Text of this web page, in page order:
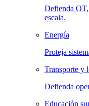
Defienda
escala.
Energía
Proteja
Transporte y
Defienda
Educación